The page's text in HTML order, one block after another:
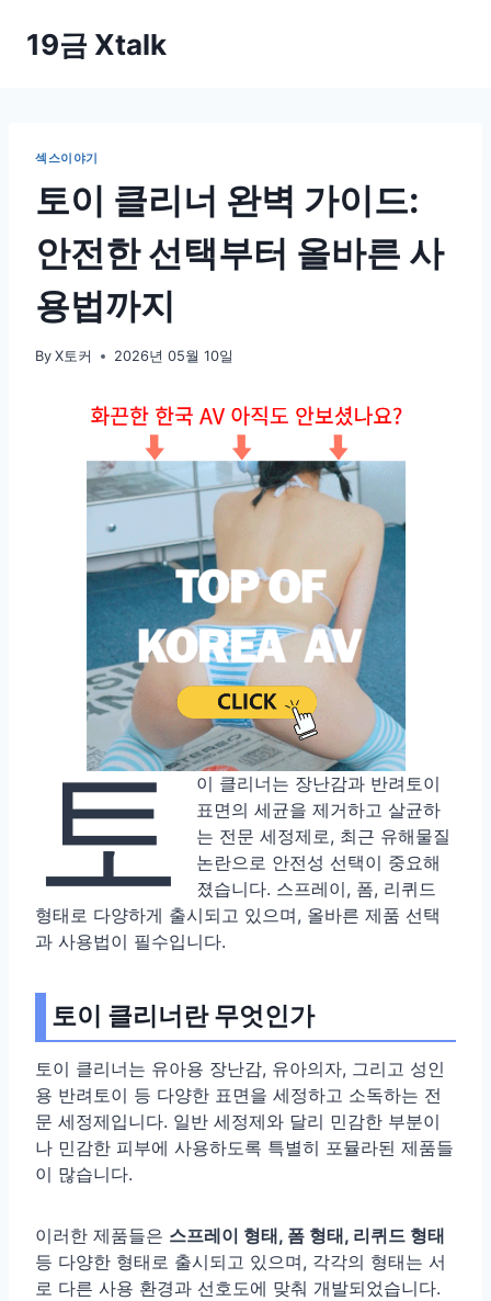
19금 Xtalk
섹스이야기
토이 클리너 완벽 가이드:
안전한 선택부터 올바른 사
용법까지
By X토커 2026년 05월 10일
토
이 클리너는 장난감과 반려토이
표면의 세균을 제거하고 살균하
는 전문 세정제로, 최근 유해물질
논란으로 안전성 선택이 중요해
졌습니다. 스프레이, 폼, 리퀴드
형태로 다양하게 출시되고 있으며, 올바른 제품 선택
과 사용법이 필수입니다.
토이 클리너란 무엇인가
토이 클리너는 유아용 장난감, 유아의자, 그리고 성인
용 반려토이 등 다양한 표면을 세정하고 소독하는 전
문 세정제입니다. 일반 세정제와 달리 민감한 부분이
나 민감한 피부에 사용하도록 특별히 포뮬라된 제품들
이 많습니다.
이러한 제품들은 스프레이 형태, 폼 형태, 리퀴드 형태
등 다양한 형태로 출시되고 있으며, 각각의 형태는 서
로 다른 사용 환경과 선호도에 맞춰 개발되었습니다.